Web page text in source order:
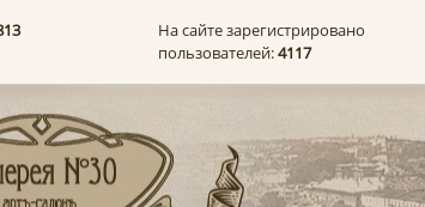
На сайте зарегистрировано
пользователей:4117